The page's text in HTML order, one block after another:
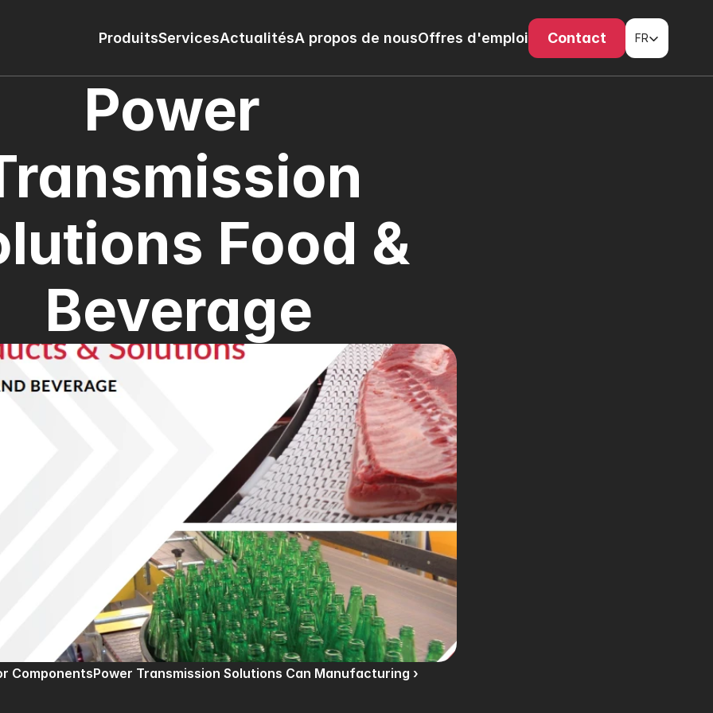
ProduitsServicesActualitésA propos de nousOffres d'emploi Contact
Select Language
FR
Power
Food &
Beverage
ComponentsPower Transmission Solutions Can Manufacturing ›